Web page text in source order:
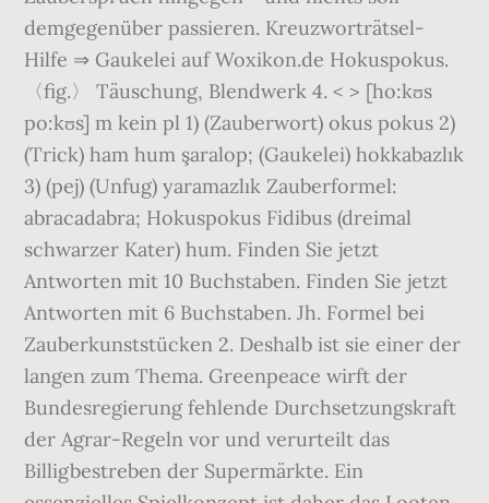
demgegenüber passieren. Kreuzworträtsel-
Hilfe ⇒ Gaukelei auf Woxikon.de Hokuspokus.
〈fig.〉 Täuschung, Blendwerk 4. < > [ho:kʊs
po:kʊs] m kein pl 1) (Zauberwort) okus pokus 2)
(Trick) ham hum şaralop; (Gaukelei) hokkabazlık
3) (pej) (Unfug) yaramazlık Zauberformel:
abracadabra; Hokuspokus Fidibus (dreimal
schwarzer Kater) hum. Finden Sie jetzt
Antworten mit 10 Buchstaben. Finden Sie jetzt
Antworten mit 6 Buchstaben. Jh. Formel bei
Zauberkunststücken 2. Deshalb ist sie einer der
langen zum Thema. Greenpeace wirft der
Bundesregierung fehlende Durchsetzungskraft
der Agrar-Regeln vor und verurteilt das
Billigbestreben der Supermärkte. Ein